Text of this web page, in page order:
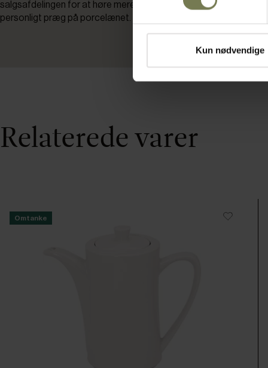
Kun nødvendige
salgsafdelingen for at høre mere om dekor og muligheder for at
personligt præg på porcelænet.
Relaterede varer
Omtanke